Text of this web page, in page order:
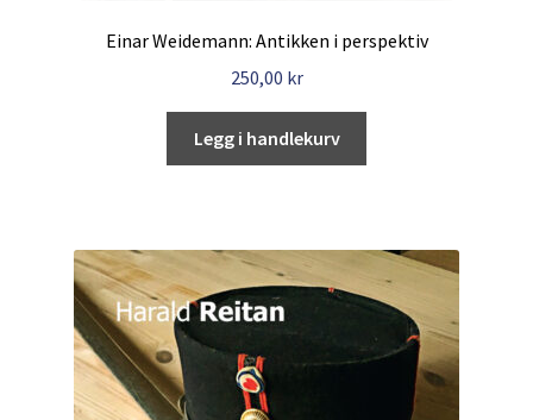
Einar Weidemann: Antikken i perspektiv
250,00 kr
Legg i handlekurv